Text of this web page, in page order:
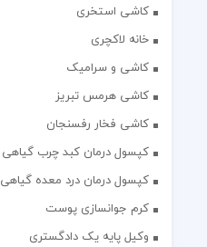
کاشی استخری
خانه لاکچری
کاشی و سرامیک
کاشی هرمس تبریز
کاشی فخار رفسنجان
کپسول درمان کبد چرب گیاهی
کپسول درمان درد معده گیاهی
کرم جوانسازی پوست
وکیل پایه یک دادگستری